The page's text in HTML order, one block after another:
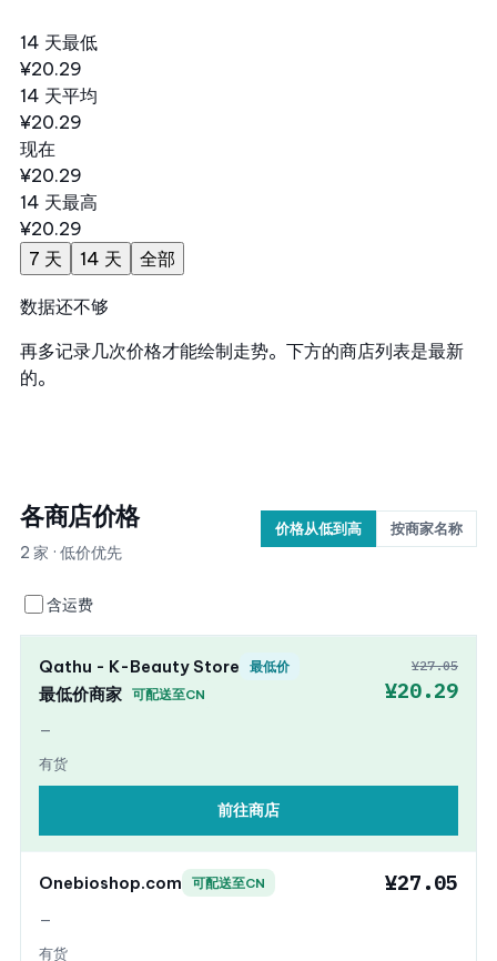
14 天最低
¥20.29
14 天平均
¥20.29
现在
¥20.29
14 天最高
¥20.29
7 天
14 天 全部
数据还不够
再多记录几次价格才能绘制走势。下方的商店列表是最新
的。
各商店价格
2 家 · 低价优先
价格从低到高 按商家名称
含运费
Qathu - K-Beauty Store 最低价
最低价商家 可配送至CN
—
有货
¥27.05
¥20.29
前往商店
Onebioshop.com 可配送至CN
—
有货
¥27.05